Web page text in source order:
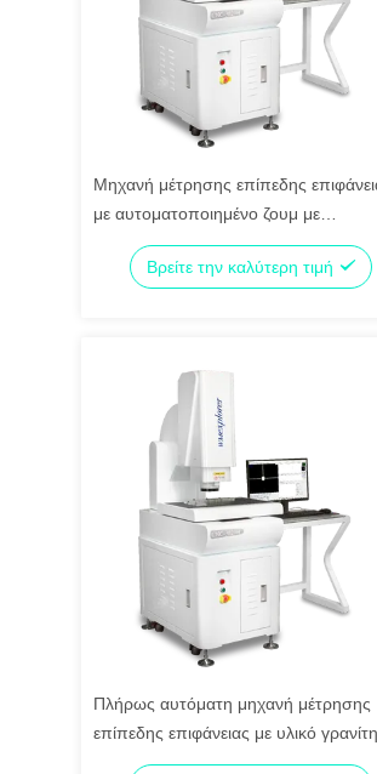
Μηχανή μέτρησης επίπεδης
με αυτοματοποιημένο ζουμ με
πιστοποιημένο από το CE σύστημα
μέτρησης CNC όρασης από γρανίτη
Βρείτε την καλύτερη τιμή
Πλήρως αυτόματη μηχανή μέτρησης
επίπεδης επιφάνειας με υλικό γρανίτη
τροφοδοσία 220V για ακριβή μέτρηση